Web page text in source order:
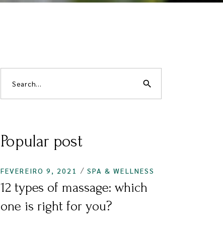
search
Popular post
FEVEREIRO 9, 2021 SPA & WELLNESS
12 types of massage: which
one is right for you?